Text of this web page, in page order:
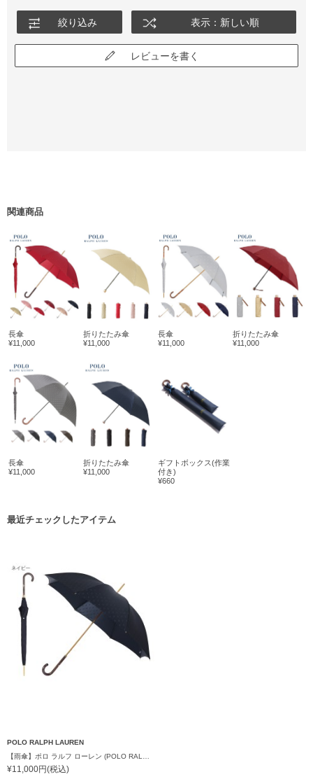
絞り込み 表示：新しい順
レビューを書く
関連商品
長傘
¥11,000
折りたたみ傘
¥11,000
長傘
¥11,000
折りたたみ傘
¥11,000
長傘
¥11,000
折りたたみ傘
¥11,000
ギフトボックス(作業
付き)
¥660
最近チェックしたアイテム
POLO RALPH LAUREN
【雨傘】ポロ ラルフ ローレン (POLO RALPH LAUREN) ロゴ ジャカード 長傘 【公式ムーンバット】レディース 日本製 グラスファイバー
¥11,000円(税込)